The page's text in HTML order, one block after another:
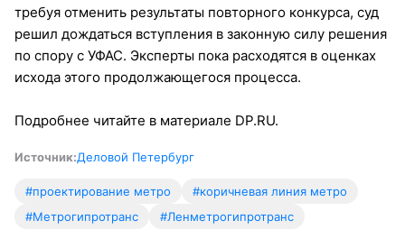
требуя отменить результаты повторного конкурса, суд
решил дождаться вступления в законную силу решения
по спору с УФАС. Эксперты пока расходятся в оценках
исхода этого продолжающегося процесса.
Подробнее читайте в материале DP.RU.
Источник:Деловой Петербург
#проектирование метро
#коричневая линия метро
#Метрогипротранс
#Ленметрогипротранс